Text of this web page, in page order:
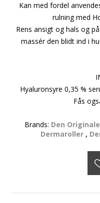
Kan med fordel
rulning med
Rens ansigt og hals og
massér den blidt ind i
Hyaluronsyre 0,35 %
Fås
Brands: Den
Dermaroller ,